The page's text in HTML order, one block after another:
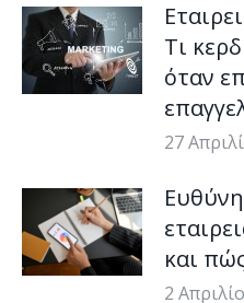
Τι
όταν
27
και
2